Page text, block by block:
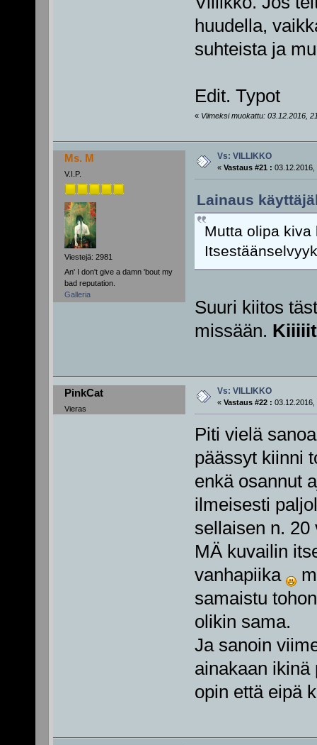
huudella,
suhteista ja
Edit. Typot
« Viimeksi muokattu: 03.12.2016,
Ms. M
V.I.P.
Viestejä: 2981
An' I don't give a damn 'bout my
bad reputation.
Galleria
Vs: VILLIKKO
« Vastaus #21 : 03.12.2016,
Lainaus
Mutta olipa kiva
Suuri kiitos
missään.
PinkCat
Vieras
Vs: VILLIKKO
« Vastaus #22 : 03.12.2016,
Piti vielä
päässyt kiinni
enkä osannut
ilmeisesti
sellaisen n. 20
MÄ kuvailin
vanhapiika
samaistu
olikin sama.
Ja sanoin
ainakaan ikinä
opin että eipä